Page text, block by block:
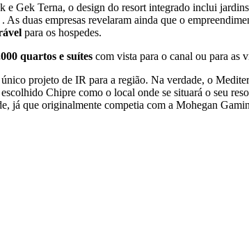
Gek Terna, o design do resort integrado inclui
. As duas empresas revelaram ainda que o
para os hospedes.
quartos e suítes com vista para o canal ou para as
projeto de IR para a região. Na verdade, o
Chipre como o local onde se situará o seu
já que originalmente competia com a Mohegan